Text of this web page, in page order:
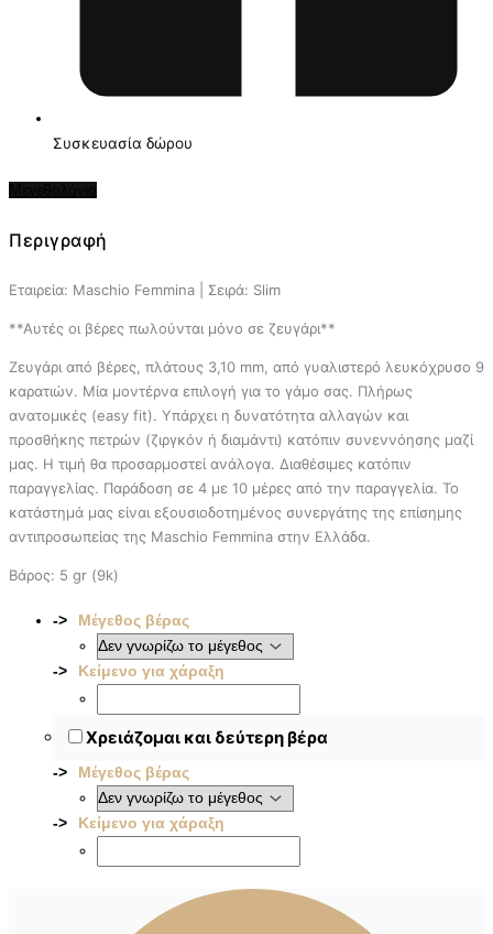
Συσκευασία δώρου
Περιγραφή
Εταιρεία: Maschio Femmina | Σειρά: Slim
**Αυτές οι βέρες πωλούνται μόνο σε ζευγάρι**
Ζευγάρι από βέρες, πλάτους 3,10 mm, από γυαλιστερό λευκόχρυσο 9
καρατιών. Μία μοντέρνα επιλογή για το γάμο σας. Πλήρως
ανατομικές (easy fit). Υπάρχει η δυνατότητα αλλαγών και
προσθήκης πετρών (ζιργκόν ή διαμάντι) κατόπιν συνεννόησης μαζί
μας. Η τιμή θα προσαρμοστεί ανάλογα. Διαθέσιμες κατόπιν
παραγγελίας. Παράδοση σε 4 με 10 μέρες από την παραγγελία. To
κατάστημά μας είναι εξουσιοδοτημένος συνεργάτης της επίσημης
αντιπροσωπείας της Maschio Femmina στην Ελλάδα.
Βάρος: 5 gr (9k)
Μέγεθος βέρας
Κείμενο για χάραξη
Χρειάζομαι και δεύτερη βέρα
Μέγεθος βέρας
Κείμενο για χάραξη